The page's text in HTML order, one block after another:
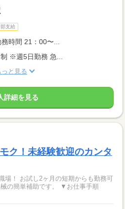
支給
時間 21：00〜...
※週5日勤務 急...
っと見る
詳細を見る
ク！未経験歓迎のカンタ
場！ お試し2ヶ月の短期からも勤務可
助です。 ▼お仕事手順